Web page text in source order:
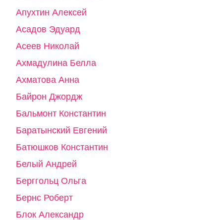
Апухтин Алексей
Асадов Эдуард
Асеев Николай
Ахмадулина Белла
Ахматова Анна
Байрон Джордж
Бальмонт Константин
Баратынский Евгений
Батюшков Константин
Белый Андрей
Берггольц Ольга
Бернс Роберт
Блок Александр